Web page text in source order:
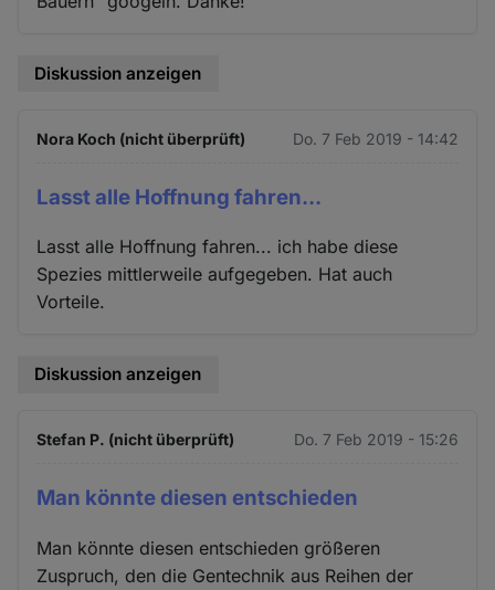
Diskussion anzeigen
Nora Koch (nicht überprüft) Do. 7 Feb 2019 - 14:42
Lasst alle Hoffnung fahren...
Lasst alle Hoffnung fahren... ich habe diese
Spezies mittlerweile aufgegeben. Hat auch
Vorteile.
Diskussion anzeigen
Stefan P. (nicht überprüft) Do. 7 Feb 2019 - 15:26
Man könnte diesen entschieden
Man könnte diesen entschieden größeren
Zuspruch, den die Gentechnik aus Reihen der